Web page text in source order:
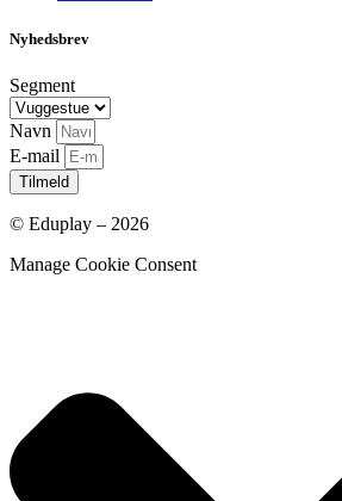
Nyhedsbrev
Segment
Navn
E-mail
Tilmeld
© Eduplay – 2026
Manage Cookie Consent